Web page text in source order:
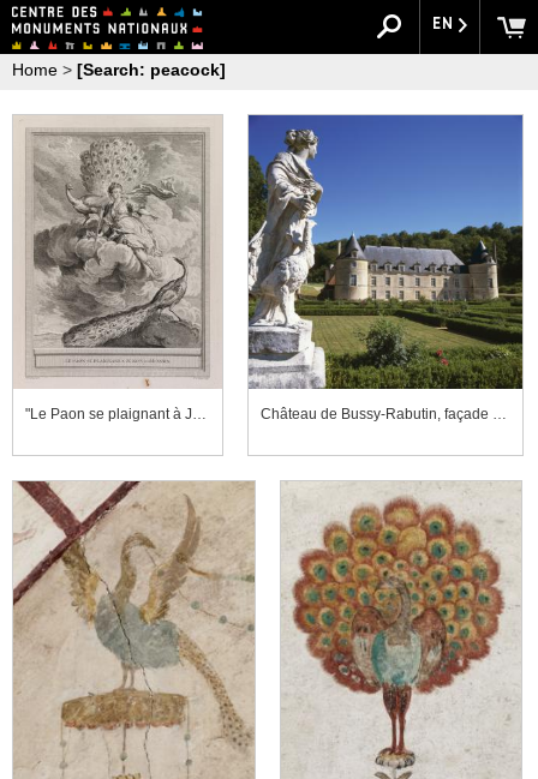
EN
Home > [Search: peacock]
"Le Paon se plaignant à Junon. Fable XXXIX." Château de Bussy-Rabutin, façade sur jardin et groupe sculpté "Junon et son paon"